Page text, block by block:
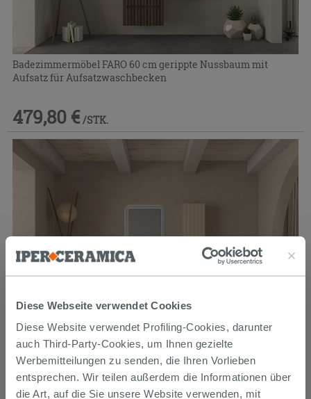
Diese Webseite verwendet Cookies
Diese Website verwendet Profiling-Cookies, darunter
auch Third-Party-Cookies, um Ihnen gezielte
Werbemitteilungen zu senden, die Ihren Vorlieben
entsprechen. Wir teilen außerdem die Informationen über
die Art, auf die Sie unsere Website verwenden, mit
Badezimmermöbel FARO 60 cm gerippte Nussbaum mit
Aufsatz für Aufsatzwaschbecken
479,80 € /STK.
Badezimmermöbel FARO 60 cm gerippte Weiß Baumwolle mit
Aufsatz für Aufsatzwaschbecken